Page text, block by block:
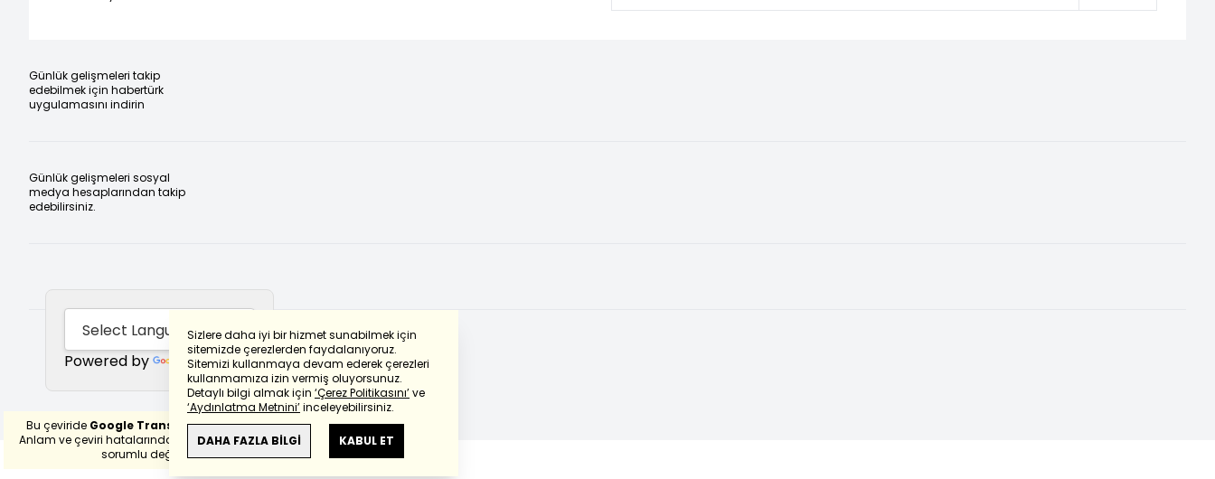
Sizlere daha iyi bir hizmet sunabilmek için
sitemizde çerezlerden faydalanıyoruz.
Sitemizi kullanmaya devam ederek çerezleri
kullanmamıza izin vermiş oluyorsunuz.
Detaylı bilgi almak için ‘Çerez Politikasını’ve
‘Aydınlatma Metnini’inceleyebilirsiniz.
DAHA FAZLA BİLGİ KABUL ET
Günlük gelişmeleri takip
edebilmek için habertürk
uygulamasını indirin
Günlük gelişmeleri sosyal
medya hesaplarından takip
edebilirsiniz.
Powered by Translate
Bu çeviride Google Transletekullanılmıştır.
Anlam ve çeviri hatalarından
haberturk.com
sorumlu değildir.